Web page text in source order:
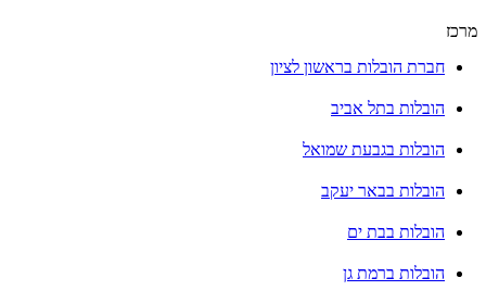
מרכז
חברת הובלות בראשון לציון
הובלות בתל אביב
הובלות בגבעת שמואל
הובלות בבאר יעקב
הובלות בבת ים
הובלות ברמת גן